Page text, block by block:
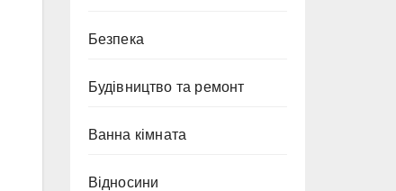
Безпека
Будівництво та ремонт
Ванна кімната
Відносини